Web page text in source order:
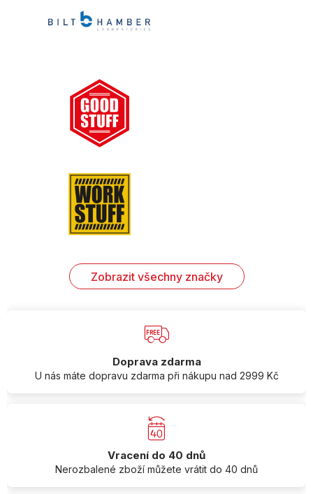
Zobrazit všechny značky
Doprava zdarma
U nás máte dopravu zdarma při nákupu nad 2999 Kč
Vracení do 40 dnů
Nerozbalené zboží můžete vrátit do 40 dnů